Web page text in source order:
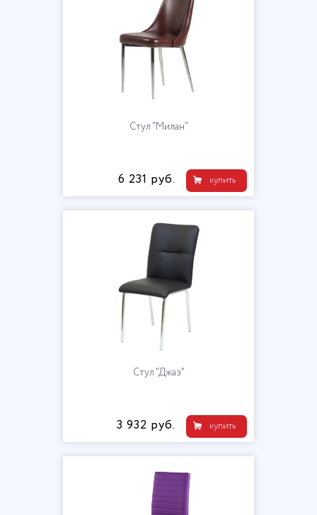
Стул "Милан"
купить
6 231 руб.
Стул "Джаз"
купить
3 932 руб.